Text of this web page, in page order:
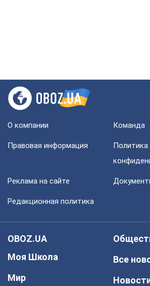
О компании Команда
Правовая информация
Политика
Реклама на сайте
Редакционная политика
OBOZ.UA
Моя Школа
Мир
Все